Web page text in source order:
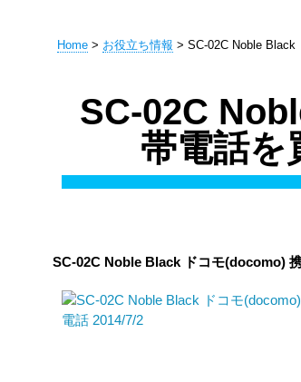
Home > お役立ち情報 > SC-02C Noble Black
SC-02C
帯電話を
SC-02C Noble Black ドコモ(docomo)